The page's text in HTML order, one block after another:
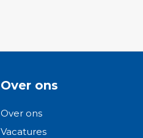
Over ons
Over ons
Vacatures